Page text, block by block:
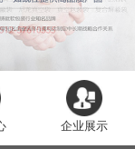
企业展示